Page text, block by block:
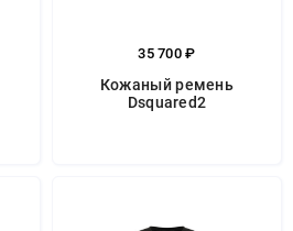
35 700 ₽
Кожаный ремень
Dsquared2